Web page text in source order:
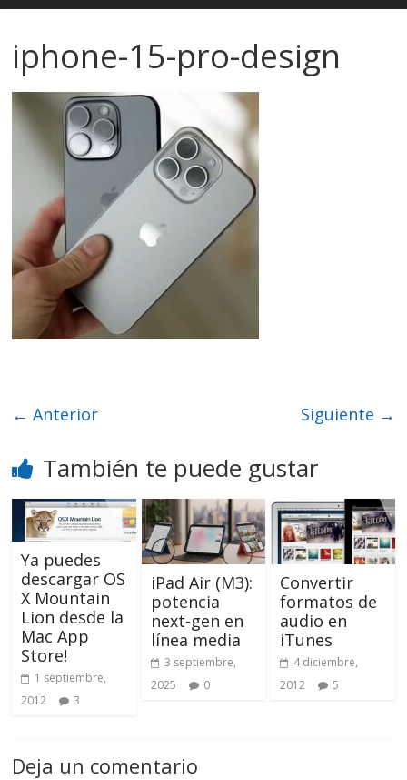
iphone-15-pro-design
← Anterior Siguiente →
También te puede gustar
Ya puedes
descargar OS
X Mountain
Lion desde la
Mac App
Store!
1 septiembre,
2012
3
iPad Air (M3):
potencia
next-gen en
línea media
3 septiembre,
2025
0
Convertir
formatos de
audio en
iTunes
4 diciembre,
2012
5
Deja un comentario